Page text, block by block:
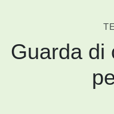
Guarda di